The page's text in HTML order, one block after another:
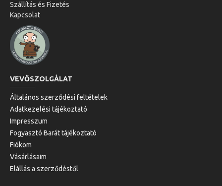
Szállítás és Fizetés
Kapcsolat
VEVŐSZOLGÁLAT
Általános szerződési feltételek
Adatkezelési tájékoztató
Impresszum
Fogyasztó Barát tájékoztató
Fiókom
Vásárlásaim
Elállás a szerződéstől